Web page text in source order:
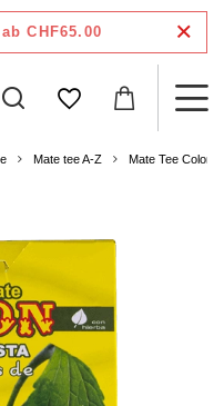
ab CHF65.00
Mate tee A-Z Mate Tee Colon